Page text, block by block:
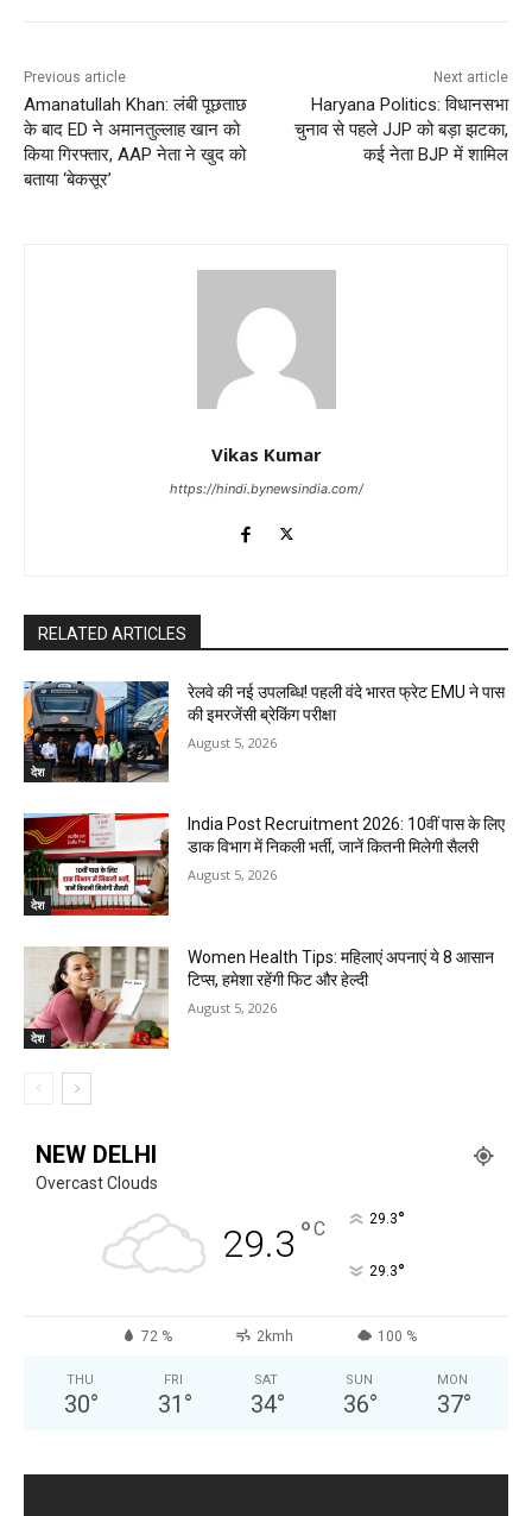
Previous article
Amanatullah Khan: लंबी पूछताछ
के बाद ED ने अमानतुल्लाह खान को
किया गिरफ्तार, AAP नेता ने खुद को
बताया ‘बेकसूर’
Next article
Haryana Politics: विधानसभा
चुनाव से पहले JJP को बड़ा झटका,
कई नेता BJP में शामिल
Vikas Kumar
https://hindi.bynewsindia.com/
RELATED ARTICLES
देश
रेलवे की नई उपलब्धि! पहली वंदे भारत फ्रेट EMU ने पास
की इमरजेंसी ब्रेकिंग परीक्षा
August 5, 2026
देश
India Post Recruitment 2026: 10वीं पास के लिए
डाक विभाग में निकली भर्ती, जानें कितनी मिलेगी सैलरी
August 5, 2026
देश
Women Health Tips: महिलाएं अपनाएं ये 8 आसान
टिप्स, हमेशा रहेंगी फिट और हेल्दी
August 5, 2026
NEW DELHI
Overcast Clouds
29.3 °C 29.3°
29.3°
72 % 2kmh 100 %
THU
30°
FRI
31 °
SAT
34°
SUN
36°
MON
37°